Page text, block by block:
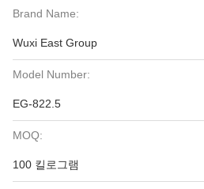
Brand Name:
Wuxi East Group
Model Number:
EG-822.5
MOQ:
100 킬로그램